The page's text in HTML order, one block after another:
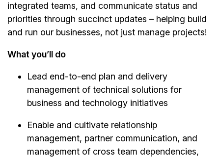
integrated teams, and communicate status and
priorities through succinct updates – helping build
and run our businesses, not just manage projects!
What you’ll do
Lead end-to-end plan and delivery
management of technical solutions for
business and technology initiatives
Enable and cultivate relationship
management, partner communication, and
management of cross team dependencies,